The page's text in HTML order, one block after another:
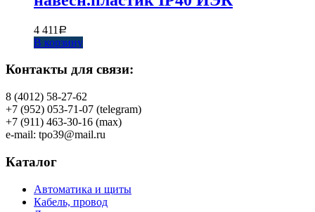
4 411 Р
В корзину
Контакты для связи:
8 (4012) 58-27-62
+7 (952) 053-71-07 (telegram)
+7 (911) 463-30-16 (max)
e-mail: tpo39@mail.ru
Каталог
Автоматика и щиты
Кабель, провод